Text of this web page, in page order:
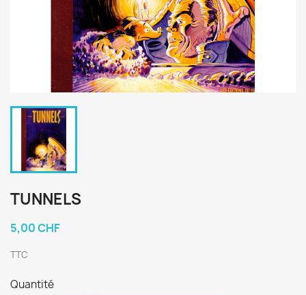
TUNNELS
5,00 CHF
TTC
Quantité